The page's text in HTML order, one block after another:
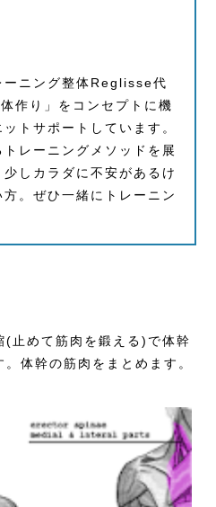
ーニング整体Reglisse代
作り」をコンセプトに機
トサポートしています。
レーニングメソッドを展
しカラダに不安があるけ
。ぜひ一緒にトレーニン
(止めて筋肉を鍛える)で体幹
体幹の筋肉をまとめます。